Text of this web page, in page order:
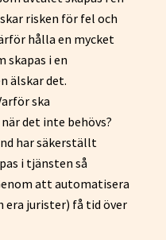
risken för fel och
hålla en mycket
skapas i en
älskar det.
ska
det inte behövs?
har säkerställt
i tjänsten så
att automatisera
era jurister) få tid över